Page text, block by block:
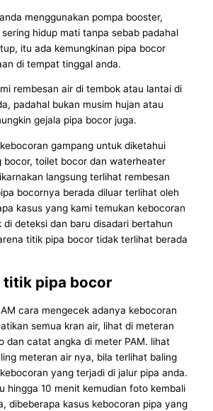
menggunakan pompa booster,
hidup mati tanpa sebab padahal
itu ada kemungkinan pipa bocor
di tempat tinggal anda.
rembesan air di tembok atau lantai di
padahal bukan musim hujan atau
gejala pipa bocor juga.
gampang untuk diketahui
bocor, toilet bocor dan waterheater
langsung terlihat rembesan
bocornya berada diluar terlihat oleh
kasus yang kami temukan kebocoran
deteksi dan baru disadari bertahun
titik pipa bocor tidak terlihat berada
pipa bocor
cara mengecek adanya kebocoran
semua kran air, lihat di meteran
dan catat angka di meter PAM. lihat
meteran air nya, bila terlihat baling
yang terjadi di jalur pipa anda.
hingga 10 menit kemudian foto kembali
dibeberapa kasus kebocoran pipa yang